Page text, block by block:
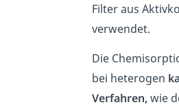
Filter aus
verwendet.
Die
bei heterogen
Verfahren,wie